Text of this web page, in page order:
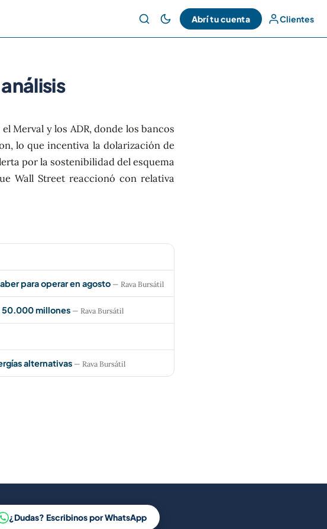
Abrí tu cuenta Clientes
Merval y los ADR, donde los bancos
lo que incentiva la dolarización de
por la sostenibilidad del esquema
Wall Street reaccionó con relativa
para operar en agosto — Rava Bursátil
50.000 millones — Rava Bursátil
alternativas — Rava Bursátil
¿Dudas? Escribinos por WhatsApp